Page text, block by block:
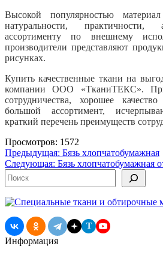
Высокой популярностью материал
натуральности,
ассортименту по внешнему
производители представляют
рисунках.
Купить качественные ткани на
компании ООО «ТканиТЕКС».
сотрудничества, хорошее
большой ассортимент,
краткий перечень преимуществ
Просмотров: 1572
Навигация
по
записям
Предыдущая: Бязь хлопчатобумажная
Следующая: Бязь хлопчатобумажная
Поиск
T
Информация